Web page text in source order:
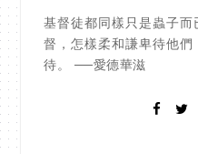
基督徒都同樣只是蟲子
督，怎樣柔和謙卑待他
待。 ──愛德華滋